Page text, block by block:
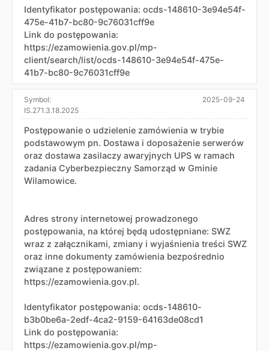
Identyfikator postępowania: ocds-148610-3e94e54f-
475e-41b7-bc80-9c76031cff9e
Link do postępowania:
https://ezamowienia.gov.pl/mp-
client/search/list/ocds-148610-3e94e54f-475e-
41b7-bc80-9c76031cff9e
Symbol:
IS.271.3.18.2025
2025-09-24
Postępowanie o udzielenie zamówienia w trybie
podstawowym pn. Dostawa i doposażenie serwerów
oraz dostawa zasilaczy awaryjnych UPS w ramach
zadania Cyberbezpieczny Samorząd w Gminie
Wilamowice.
Adres strony internetowej prowadzonego
postępowania, na której będą udostępniane: SWZ
wraz z załącznikami, zmiany i wyjaśnienia treści SWZ
oraz inne dokumenty zamówienia bezpośrednio
związane z postępowaniem:
https://ezamowienia.gov.pl.
Identyfikator postępowania: ocds-148610-
b3b0be6a-2edf-4ca2-9159-64163de08cd1
Link do postępowania:
https://ezamowienia.gov.pl/mp-